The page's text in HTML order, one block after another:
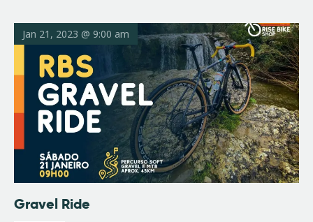
Contactos
Jan 21, 2023 @ 9:00 am
Gravel Ride